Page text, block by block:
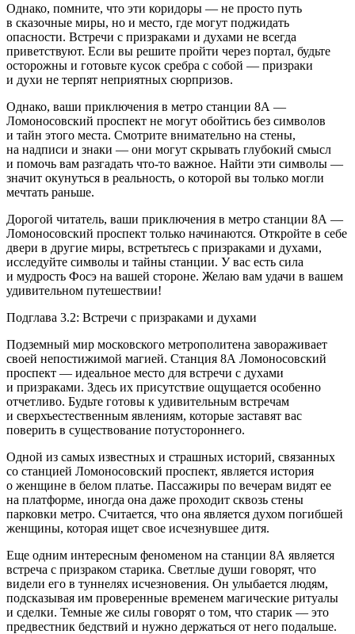
Однако, помните, что эти коридоры — не просто путь
в сказочные миры, но и место, где могут поджидать
опасности. Встречи с призраками и духами не всегда
приветствуют. Если вы решите пройти через портал, будьте
осторожны и готовьте кусок сребра с собой — призраки
и духи не терпят неприятных сюрпризов.
Однако, ваши приключения в метро станции 8А —
Ломоносовский проспект не могут обойтись без символов
и тайн этого места. Смотрите внимательно на стены,
на надписи и знаки — они могут скрывать глубокий смысл
и помочь вам разгадать что-то важное. Найти эти символы —
значит окунуться в реальность, о которой вы только могли
мечтать раньше.
Дорогой читатель, ваши приключения в метро станции 8А —
Ломоносовский проспект только начинаются. Откройте в себе
двери в другие миры, встретьтесь с призраками и духами,
исследуйте символы и тайны станции. У вас есть сила
и мудрость Фосэ на вашей стороне. Желаю вам удачи в вашем
удивительном путешествии!
Подглава 3.2: Встречи с призраками и духами
Подземный мир московского метрополитена завораживает
своей непостижимой магией. Станция 8А Ломоносовский
проспект — идеальное место для встречи с духами
и призраками. Здесь их присутствие ощущается особенно
отчетливо. Будьте готовы к удивительным встречам
и сверхъестественным явлениям, которые заставят вас
поверить в существование потустороннего.
Одной из самых известных и страшных историй, связанных
со станцией Ломоносовский проспект, является история
о женщине в белом платье. Пассажиры по вечерам видят ее
на платформе, иногда она даже проходит сквозь стены
парковки метро. Считается, что она является духом погибшей
женщины, которая ищет свое исчезнувшее дитя.
Еще одним интересным феноменом на станции 8А является
встреча с призраком старика. Светлые души говорят, что
видели его в туннелях исчезновения. Он улыбается людям,
подсказывая им проверенные временем магические ритуалы
и сделки. Темные же силы говорят о том, что старик — это
предвестник бедствий и нужно держаться от него подальше.